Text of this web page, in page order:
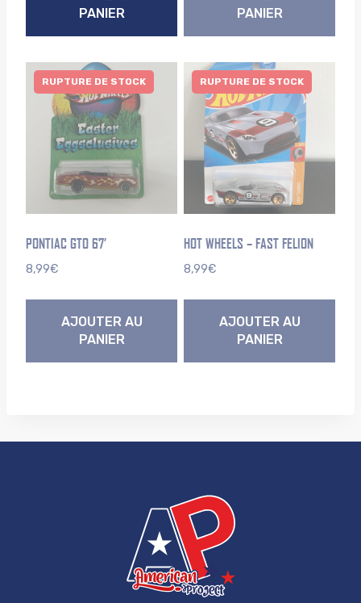
PANIER
PANIER
RUPTURE DE STOCK
PONTIAC GTO 67’
8,99€
AJOUTER AU
PANIER
RUPTURE DE STOCK
HOT WHEELS – FAST FELION
8,99€
AJOUTER AU
PANIER